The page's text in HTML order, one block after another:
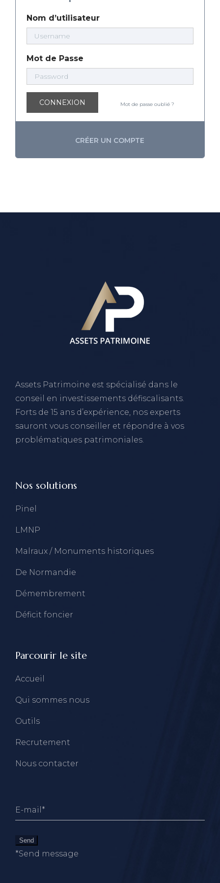
Nom d’utilisateur
Mot de Passe
CONNEXION Mot de passe oublié ?
CRÉER UN COMPTE
Assets Patrimoine est spécialisé dans le
conseil en investissements défiscalisants.
Forts de 15 ans d’expérience, nos experts
sauront vous conseiller et répondre à vos
problématiques patrimoniales.
Nos solutions
Pinel
LMNP
Malraux / Monuments historiques
De Normandie
Démembrement
Déficit foncier
Parcourir le site
Accueil
Qui sommes nous
Outils
Recrutement
Nous contacter
Send
*Send message